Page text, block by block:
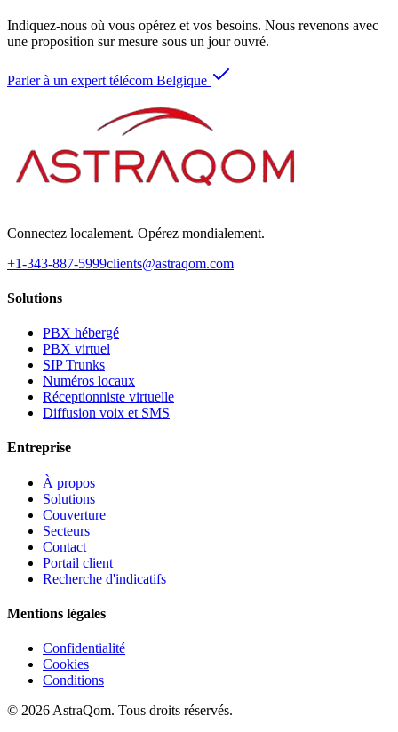
Indiquez-nous où vous opérez et vos besoins. Nous revenons avec
une proposition sur mesure sous un jour ouvré.
Parler à un expert télécom Belgique
Connectez localement. Opérez mondialement.
+1-343-887-5999clients@astraqom.com
Solutions
PBX hébergé
PBX virtuel
SIP Trunks
Numéros locaux
Réceptionniste virtuelle
Diffusion voix et SMS
Entreprise
À propos
Solutions
Couverture
Secteurs
Contact
Portail client
Recherche d'indicatifs
Mentions légales
Confidentialité
Cookies
Conditions
© 2026 AstraQom. Tous droits réservés.